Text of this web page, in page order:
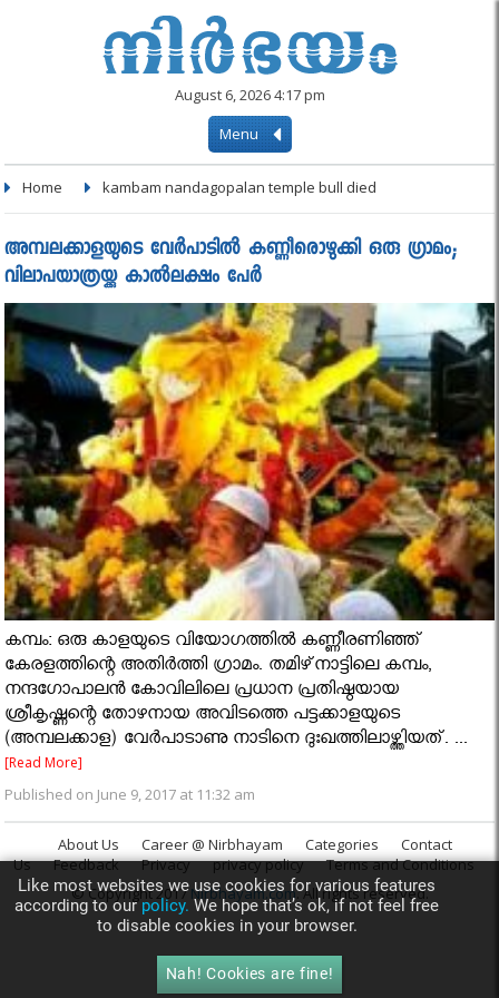
August 6, 2026 4:17 pm
Menu
Home kambam nandagopalan temple bull died
അമ്പലക്കാളയുടെ വേര്‍പാടില്‍ കണ്ണീരൊഴുക്കി ഒരു ഗ്രാമം;
വിലാപയാത്രയ്ക്കു കാല്‍ലക്ഷം പേര്‍
കമ്പം: ഒരു കാളയുടെ വിയോഗത്തില്‍ കണ്ണീരണിഞ്ഞ്
കേരളത്തിന്റെ അതിര്‍ത്തി ഗ്രാമം. തമിഴ്‌നാട്ടിലെ കമ്പം,
നന്ദഗോപാലന്‍ കോവിലിലെ പ്രധാന പ്രതിഷ്ഠയായ
ശ്രീകൃഷ്ണന്റെ തോഴനായ അവിടത്തെ പട്ടക്കാളയുടെ
(അമ്പലക്കാള) വേര്‍പാടാണു നാടിനെ ദുഃഖത്തിലാഴ്ത്തിയത്. ...
[Read More]
Published on June 9, 2017 at 11:32 am
About Us Career @ Nirbhayam Categories
Contact
Us
Feedback Privacy privacy policy
Terms and Conditions
© Copyright 2017Nirbhayam.com. All rights reserved.
Like most websites we use cookies for various features
according to ourpolicy.We hope that’s ok, if not feel free
to disable cookies in your browser.
Nah! Cookies are fine!